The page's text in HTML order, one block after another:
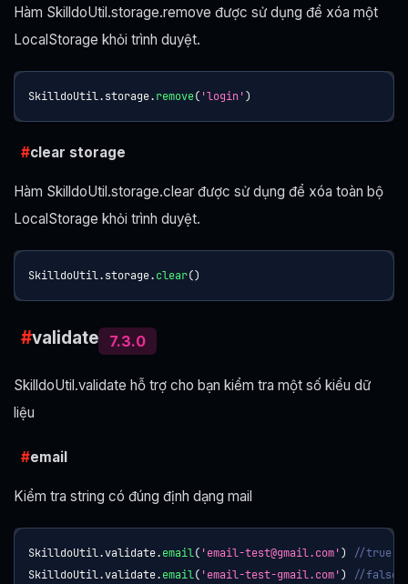
Hàm SkilldoUtil.storage.remove được sử dụng để xóa một
LocalStorage khỏi trình duyệt.
SkilldoUtil.storage.remove( 'login')
clear storage
Hàm SkilldoUtil.storage.clear được sử dụng để xóa toàn bộ
LocalStorage khỏi trình duyệt.
SkilldoUtil.storage.clear()
validate 7.3.0
SkilldoUtil.validate hỗ trợ cho bạn kiểm tra một số kiểu dữ
liệu
email
Kiểm tra string có đúng định dạng mail
SkilldoUtil.validate.email( 'email-test@gmail.com')
//true
SkilldoUtil.validate.email( 'email-test-gmail.com') //false